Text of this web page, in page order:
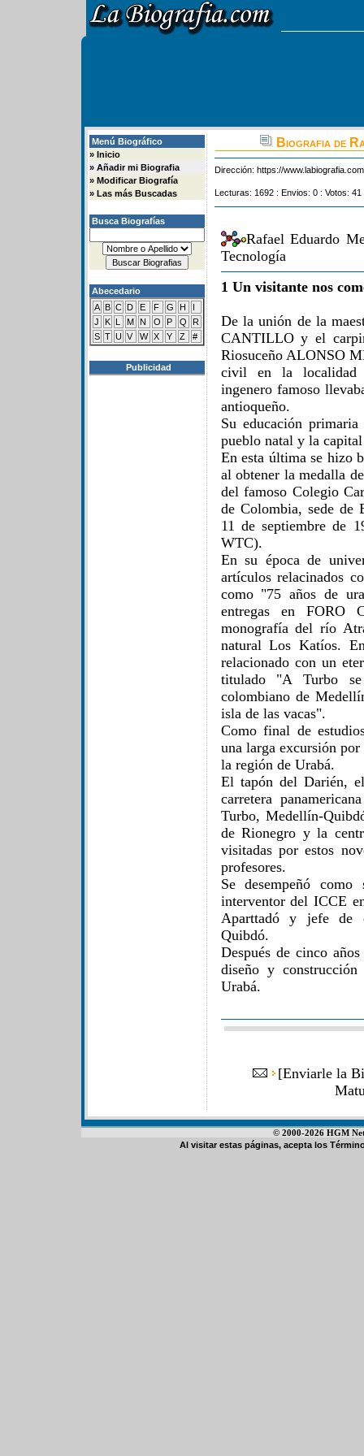
Menú Biográfico
» Inicio
» Añadir mi Biografia
» Modificar Biografía
» Las más Buscadas
Busca Biografías
Abecedario
A B C D E F G H
I
J
K L M N O P Q
R
S T U V W X Y Z #
Publicidad
Biografia de
Dirección: https://
Lecturas: 1692 : Envios: 0 : Votos:
Rafael Eduardo
Tecnología
1 Un visitante nos
De la unión de la
CANTILLO y el
Riosuceño ALONSO
civil en la localidad
ingenero famoso
antioqueño.
Su educación
pueblo natal y la
En esta última se hizo
al obtener la medalla
del famoso Colegio
de Colombia, sede de
11 de septiembre de
WTC).
En su época de
artículos relacinados
como "75 años de
entregas en FORO
monografía del río
natural Los Katíos.
relacionado con un
titulado "A Turbo
colombiano de
isla de las vacas".
Como final de
una larga excursión por
la región de Urabá.
El tapón del Darién,
carretera
Turbo, Medellín-
de Rionegro y la
visitadas por estos
profesores.
Se desempeñó
interventor del ICCE
Aparttadó y jefe de
Quibdó.
Después de cinco
diseño y
Urabá.
[Enviarle la
© 2000-2026 HGM
Al visitar estas páginas, acepta los